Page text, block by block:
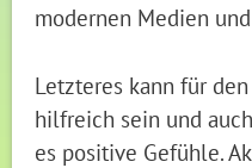
modernen Medien
Letzteres kann für
hilfreich sein und
es positive Gefühle.